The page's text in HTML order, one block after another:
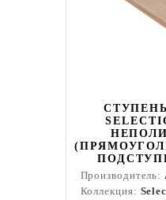
Производитель:
Коллекция: